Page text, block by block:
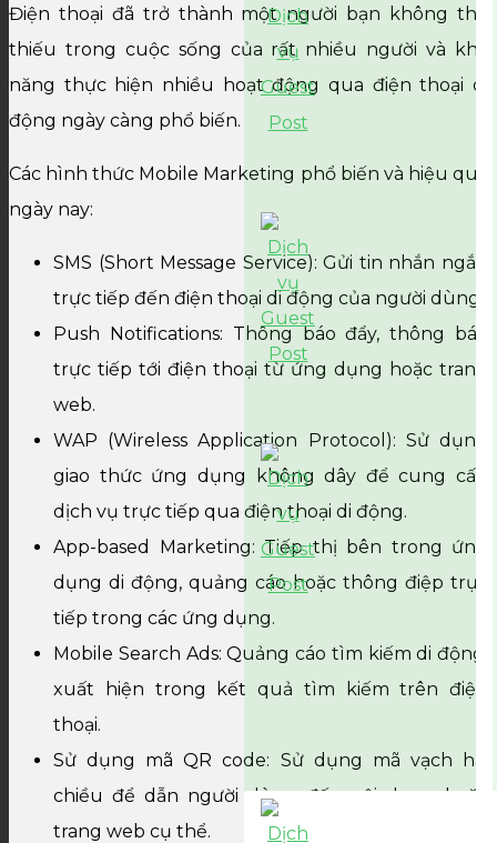
Điện thoại đã trở thành một người bạn không thể
thiếu trong cuộc sống của rất nhiều người và khả
năng thực hiện nhiều hoạt động qua điện thoại di
động ngày càng phổ biến.
Các hình thức Mobile Marketing phổ biến và hiệu quả
ngày nay:
SMS (Short Message Service): Gửi tin nhắn ngắn
trực tiếp đến điện thoại di động của người dùng.
Push Notifications: Thông báo đẩy, thông báo
trực tiếp tới điện thoại từ ứng dụng hoặc trang
web.
WAP (Wireless Application Protocol): Sử dụng
giao thức ứng dụng không dây để cung cấp
dịch vụ trực tiếp qua điện thoại di động.
App-based Marketing: Tiếp thị bên trong ứng
dụng di động, quảng cáo hoặc thông điệp trực
tiếp trong các ứng dụng.
Mobile Search Ads: Quảng cáo tìm kiếm di động,
xuất hiện trong kết quả tìm kiếm trên điện
thoại.
Sử dụng mã QR code: Sử dụng mã vạch hai
chiều để dẫn người dùng đến nội dung hoặc
trang web cụ thể.